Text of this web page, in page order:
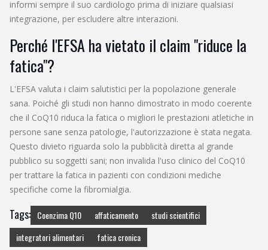
informi sempre il suo cardiologo prima di iniziare qualsiasi
integrazione, per escludere altre interazioni.
Perché l'EFSA ha vietato il claim "riduce la
fatica"?
L'EFSA valuta i claim salutistici per la popolazione generale
sana. Poiché gli studi non hanno dimostrato in modo coerente
che il CoQ10 riduca la fatica o migliori le prestazioni atletiche in
persone sane senza patologie, l'autorizzazione è stata negata.
Questo divieto riguarda solo la pubblicità diretta al grande
pubblico su soggetti sani; non invalida l'uso clinico del CoQ10
per trattare la fatica in pazienti con condizioni mediche
specifiche come la fibromialgia.
Tags: Coenzima Q10 affaticamento
studi scientifici
integratori alimentari
fatica cronica